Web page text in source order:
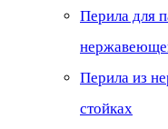
Перила для
Перила из
стойках